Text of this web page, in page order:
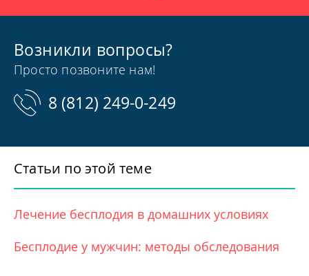
Врач-уролог может рекомендовать пациенту УЗИ
предстательной железы, подозревая у него следующие
заболевания:
простатит;
аномалии развития простаты;
Принято выделять симптомы и факторы, при обнаружении
которых обязательно следует пройти ультразвуковое
Возникли вопросы?
Просто позвоните нам!
8 (812) 249-0-249
Статьи по этой теме
Лечение бесплодия в домашних условиях
Бесплодие у мужчин: методы обследования